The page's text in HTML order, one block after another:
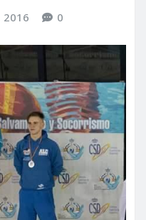
2016 0